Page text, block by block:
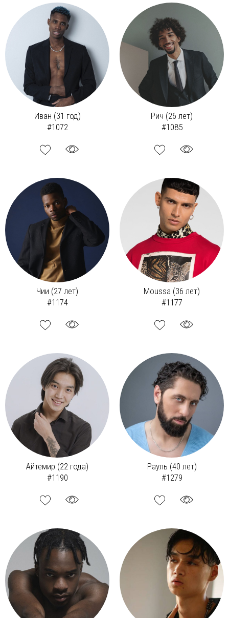
Иван (31 год)
#1072
Рич (26 лет)
#1085
Чии (27 лет)
#1174
Moussa (36 лет)
#1177
Айтемир (22 года)
#1190
Рауль (40 лет)
#1279